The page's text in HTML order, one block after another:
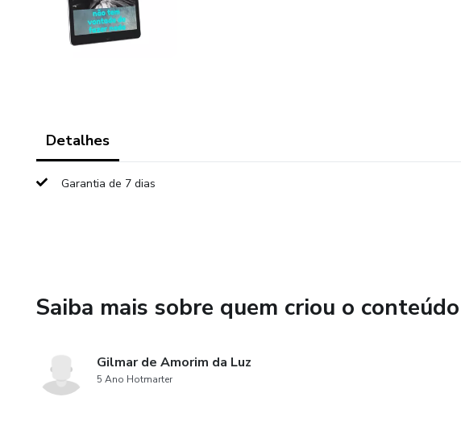
Detalhes
Garantia de 7 dias
Saiba mais sobre quem criou o conteúdo
Gilmar de Amorim da Luz
5 Ano Hotmarter